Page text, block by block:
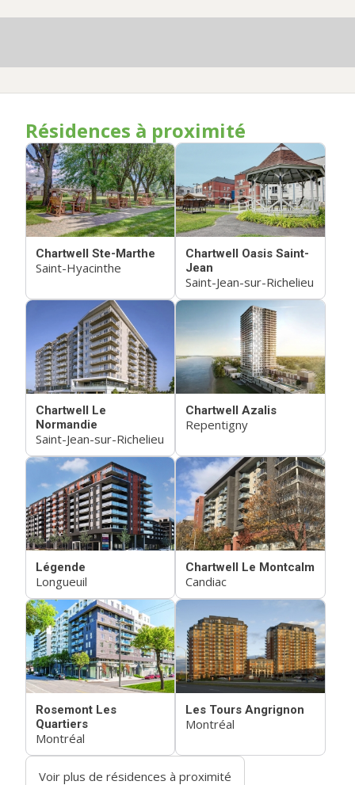
Résidences à proximité
Chartwell Ste-Marthe
Saint-Hyacinthe
Chartwell Oasis Saint-
Jean
Saint-Jean-sur-Richelieu
Chartwell Le
Normandie
Saint-Jean-sur-Richelieu
Chartwell Azalis
Repentigny
Légende
Longueuil
Chartwell Le Montcalm
Candiac
Rosemont Les
Quartiers
Montréal
Les Tours Angrignon
Montréal
Voir plus de résidences à proximité